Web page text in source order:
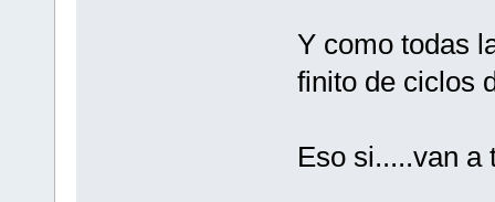
Y como todas
finito de ciclos
Eso si.....van a